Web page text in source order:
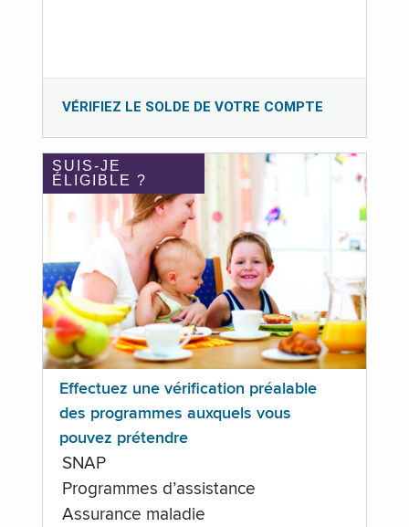
VÉRIFIEZ LE SOLDE DE VOTRE COMPTE
SUIS-JE
ÉLIGIBLE ?
Effectuez une vérification préalable
des programmes auxquels vous
pouvez prétendre
SNAP
Programmes d’assistance
Assurance maladie